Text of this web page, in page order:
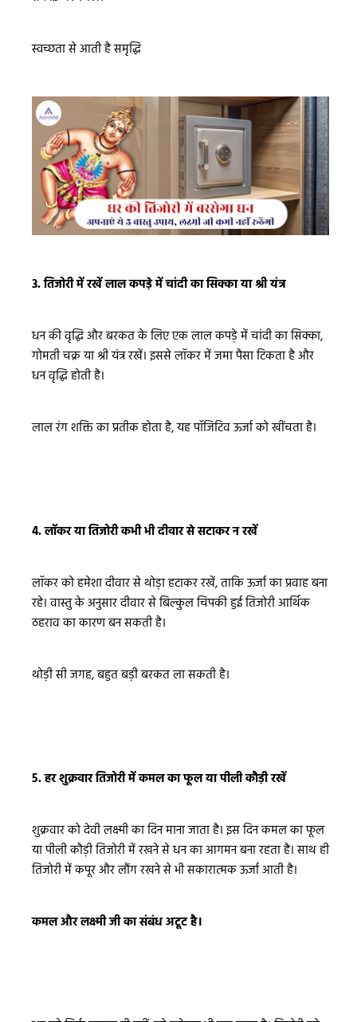
स्वच्छता से आती है समृद्धि
3. तिजोरी में रखें लाल कपड़े में चांदी का सिक्का या श्री यंत्र
धन की वृद्धि और बरकत के लिए एक लाल कपड़े में चांदी का सिक्का,
गोमती चक्र या श्री यंत्र रखें। इससे लॉकर में जमा पैसा टिकता है और
धन वृद्धि होती है।
लाल रंग शक्ति का प्रतीक होता है, यह पॉजिटिव ऊर्जा को खींचता है।
4. लॉकर या तिजोरी कभी भी दीवार से सटाकर न रखें
लॉकर को हमेशा दीवार से थोड़ा हटाकर रखें, ताकि ऊर्जा का प्रवाह बना
रहे। वास्तु के अनुसार दीवार से बिल्कुल चिपकी हुई तिजोरी आर्थिक
ठहराव का कारण बन सकती है।
थोड़ी सी जगह, बहुत बड़ी बरकत ला सकती है।
5. हर शुक्रवार तिजोरी में कमल का फूल या पीली कौड़ी रखें
शुक्रवार को देवी लक्ष्मी का दिन माना जाता है। इस दिन कमल का फूल
या पीली कौड़ी तिजोरी में रखने से धन का आगमन बना रहता है। साथ ही
तिजोरी में कपूर और लौंग रखने से भी सकारात्मक ऊर्जा आती है।
कमल और लक्ष्मी जी का संबंध अटूट है।